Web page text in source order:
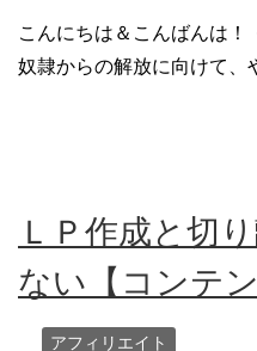
こんにちは＆こんばんは！
奴隷からの解放に向けて、
ＬＰ作成と切
ない【コンテン
アフィリエイト